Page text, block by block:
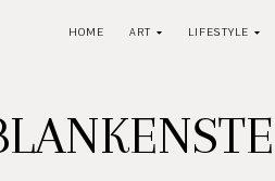
HOME ART LIFESTYLE